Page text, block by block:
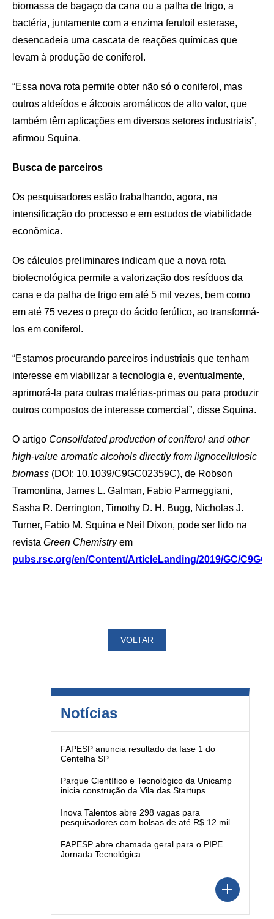
biomassa de bagaço da cana ou a palha de trigo, a
bactéria, juntamente com a enzima feruloil esterase,
desencadeia uma cascata de reações químicas que
levam à produção de coniferol.
“Essa nova rota permite obter não só o coniferol, mas
outros aldeídos e álcoois aromáticos de alto valor, que
também têm aplicações em diversos setores industriais”,
afirmou Squina.
Busca de parceiros
Os pesquisadores estão trabalhando, agora, na
intensificação do processo e em estudos de viabilidade
econômica.
Os cálculos preliminares indicam que a nova rota
biotecnológica permite a valorização dos resíduos da
cana e da palha de trigo em até 5 mil vezes, bem como
em até 75 vezes o preço do ácido ferúlico, ao transformá-
los em coniferol.
“Estamos procurando parceiros industriais que tenham
interesse em viabilizar a tecnologia e, eventualmente,
aprimorá-la para outras matérias-primas ou para produzir
outros compostos de interesse comercial”, disse Squina.
O artigo Consolidated production of coniferol and other
high-value aromatic alcohols directly from lignocellulosic
biomass (DOI: 10.1039/C9GC02359C), de Robson
Tramontina, James L. Galman, Fabio Parmeggiani,
Sasha R. Derrington, Timothy D. H. Bugg, Nicholas J.
Turner, Fabio M. Squina e Neil Dixon, pode ser lido na
revista Green Chemistryem
pubs.rsc.org/en/Content/ArticleLanding/2019/GC/
VOLTAR
Notícias
FAPESP anuncia resultado da fase 1 do
Centelha SP
Parque Científico e Tecnológico da Unicamp
inicia construção da Vila das Startups
Inova Talentos abre 298 vagas para
pesquisadores com bolsas de até R$ 12 mil
FAPESP abre chamada geral para o PIPE
Jornada Tecnológica